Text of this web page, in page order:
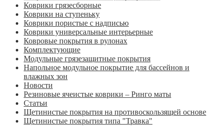
Коврики грязесборные
Коврики на ступеньку
Коврики пористые с надписью
Коврики универсальные интерьерные
Ковровые покрытия в рулонах
Комплектующие
Модульные грязезащитные покрытия
Напольное модульное покрытие для бассейнов и
влажных зон
Новости
Резиновые ячеистые коврики – Ринго маты
Статьи
Щетинистые покрытия на противоскользящей основе
Щетинистые покрытия типа "Травка"